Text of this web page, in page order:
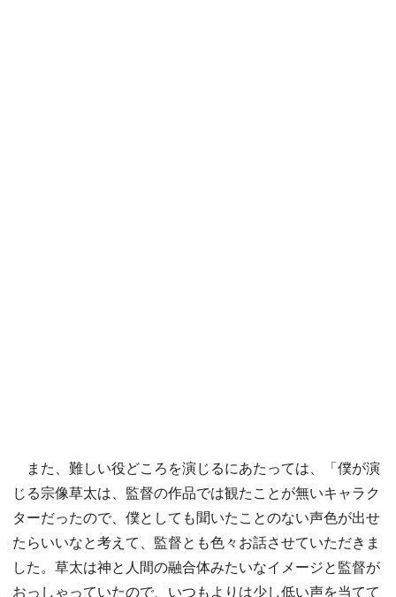
また、難しい役どころを演じるにあたっては、「僕が演
じる宗像草太は、監督の作品では観たことが無いキャラク
ターだったので、僕としても聞いたことのない声色が出せ
たらいいなと考えて、監督とも色々お話させていただきま
した。草太は神と人間の融合体みたいなイメージと監督が
おっしゃっていたので、いつもよりは少し低い声を当てて